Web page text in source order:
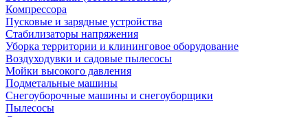
Компрессора
Пусковые и зарядные устройства
Стабилизаторы напряжения
Уборка территории и клининговое оборудование
Воздуходувки и садовые пылесосы
Мойки высокого давления
Подметальные машины
Снегоуборочные машины и снегоуборщики
Пылесосы